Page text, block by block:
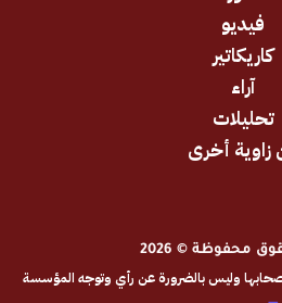
عن رأي وتوجه المؤسسة